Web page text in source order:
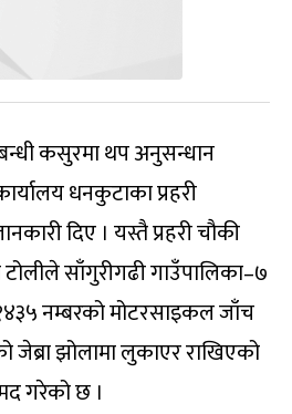
कसुरमा थप अनुसन्धान
धनकुटाका प्रहरी
दिए । यस्तै प्रहरी चौकी
साँगुरीगढी गाउँपालिका–७
नम्बरको मोटरसाइकल जाँच
जेब्रा झोलामा लुकाएर राखिएको
गरेको छ ।